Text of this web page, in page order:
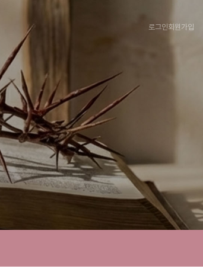
로그인회원가입